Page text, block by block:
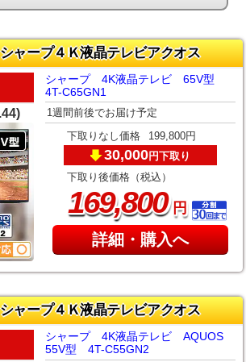
ャープ４Ｋ液晶テレビアクオス
シャープ 4K液晶テレビ 65V型
4T-C65GN1
1週間前後でお届け予定
下取りなし価格 199,800円
30,000円下取り
下取り後価格（税込）
169,800円
詳細・購入へ
ャープ４Ｋ液晶テレビアクオス
シャープ 4K液晶テレビ AQUOS
55V型 4T-C55GN2